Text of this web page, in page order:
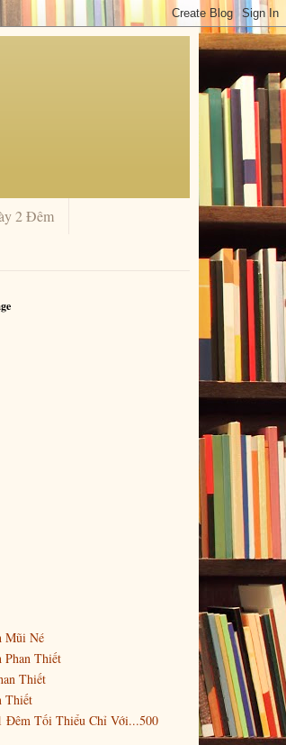
2 Đêm
Mũi Né
Phan Thiết
Thiết
Thiết
Đêm Tối Thiểu Chỉ Với...500